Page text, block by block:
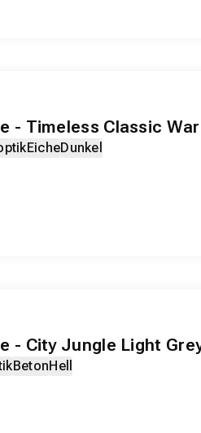
- Timeless Classic
EicheDunkel
- City Jungle Light
BetonHell